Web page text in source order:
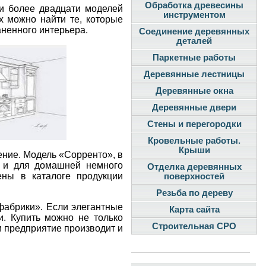
более двадцати моделей
можно найти те, которые
интерьера.
Модель «Сорренто», в
и для домашней немного
в каталоге продукции
Если элегантные
Купить можно не только
производит и
Обработка древесины
инструментом
Соединение деревянных
деталей
Паркетные работы
Деревянные лестницы
Деревянные окна
Деревянные двери
Стены и перегородки
Кровельные работы.
Крыши
Отделка деревянных
поверхностей
Резьба по дереву
Карта сайта
Строительная СРО